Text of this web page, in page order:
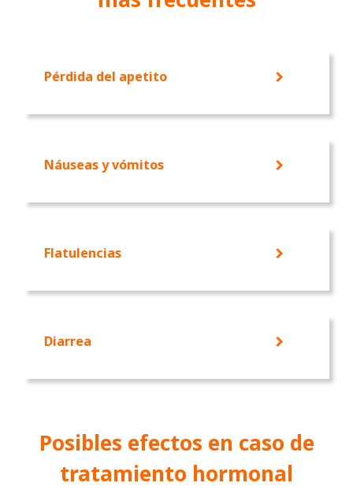
Pérdida del apetito
Náuseas y vómitos
Flatulencias
Diarrea
Posibles efectos en caso de
tratamiento hormonal